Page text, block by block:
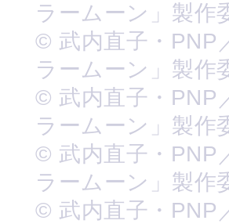
ラームーン」製作
© 武内直子・PNP
ラームーン」製作
© 武内直子・PNP
ラームーン」製作
© 武内直子・PNP
ラームーン」製作
© 武内直子・PNP